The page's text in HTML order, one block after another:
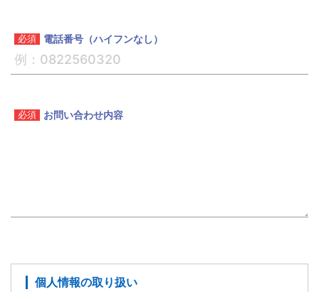
電話番号（ハイフンなし）
お問い合わせ内容
個人情報の取り扱い